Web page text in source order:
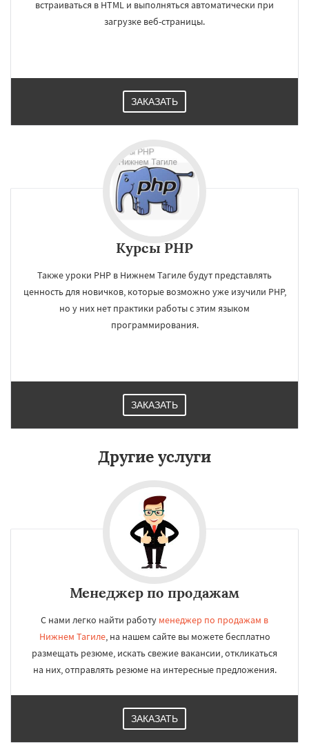
Работаем по
регионам
Нижняя Салда Нижняя Тура Новая Ляля
Первоуральск Полевской
встраиваться в HTML и выполняться автоматически при
загрузке веб-страницы.
ЗАКАЗАТЬ
Курсы PHP
Также уроки РНР в Нижнем Тагиле будут представлять
ценность для новичков, которые возможно уже изучили PHP,
но у них нет практики работы с этим языком
программирования.
ЗАКАЗАТЬ
Другие услуги
Менеджер по продажам
С нами легко найти работу менеджер по продажам в
Нижнем Тагиле, на нашем сайте вы можете бесплатно
размещать резюме, искать свежие вакансии, откликаться
на них, отправлять резюме на интересные предложения.
ЗАКАЗАТЬ
УЗНАТЬ ПОДРОБНЕЕ